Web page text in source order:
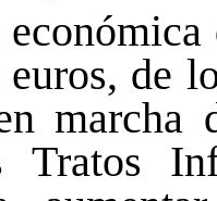
de
marcha
Tratos